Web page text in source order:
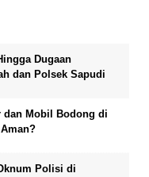
Dugaan
dan Polsek Sapudi
dan Mobil Bodong di
Polisi di